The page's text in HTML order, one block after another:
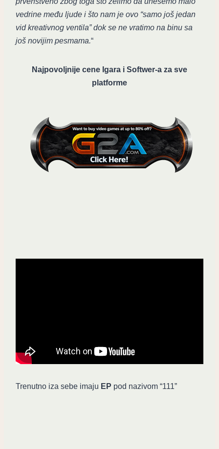
vedrine među ljude i što nam je ovo “samo još jedan
vid kreativnog ventila” dok se ne vratimo na binu sa
još novijim pesmama.“
Najpovoljnije cene Igara i Softwer-a za sve
platforme
Trenutno iza sebe imaju EP pod nazivom “111”